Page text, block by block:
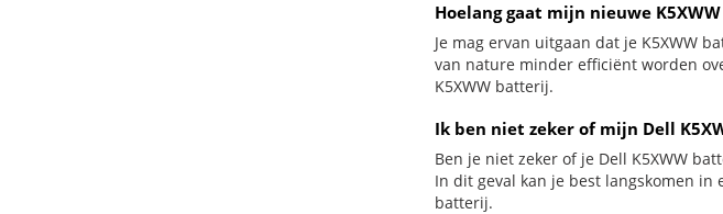
Hoelang gaat mijn nieuwe
Je mag ervan uitgaan dat je K5XWW
van nature minder efficiënt worden
K5XWW batterij.
Ik ben niet zeker of mijn Dell
Ben je niet zeker of je Dell K5XWW
In dit geval kan je best langskomen in
batterij.